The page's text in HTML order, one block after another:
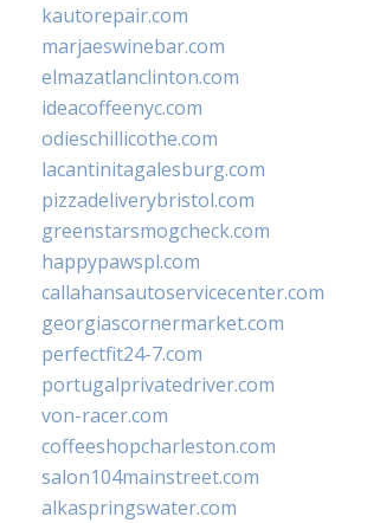
kautorepair.com
marjaeswinebar.com
elmazatlanclinton.com
ideacoffeenyc.com
odieschillicothe.com
lacantinitagalesburg.com
pizzadeliverybristol.com
greenstarsmogcheck.com
happypawspl.com
callahansautoservicecenter.com
georgiascornermarket.com
perfectfit24-7.com
portugalprivatedriver.com
von-racer.com
coffeeshopcharleston.com
salon104mainstreet.com
alkaspringswater.com